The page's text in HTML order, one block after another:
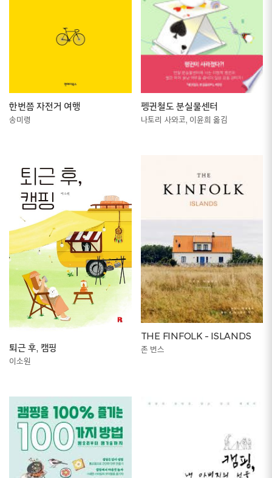
한번쯤 자전거 여행
송미령
펭귄철도 분실물센터
나토리 사와코, 이윤희 옮김
퇴근 후, 캠핑
이소원
THE FINFOLK - ISLANDS
존 번스